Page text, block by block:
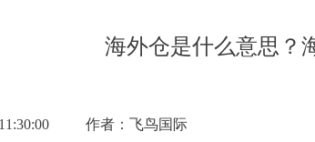
海外仓是什么意思？
作者：飞鸟国际